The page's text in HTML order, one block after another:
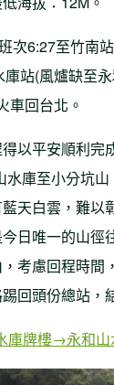
次6:27至竹南
站(風爐缺至
車回台北。
以平安順利
水庫至小分坑
天白雲，難
日唯一的山
考慮回程時間
回頭份總站，
庫牌樓→永和